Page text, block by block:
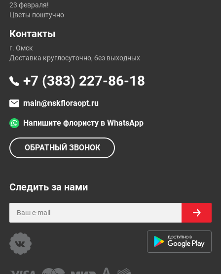
23 февраля!
Цветы поштучно
Контакты
г. Омск
Доставка круглосуточно, без выходных
+7 (383) 227-86-18
main@nskfloraopt.ru
Напишите флористу в WhatsApp
ОБРАТНЫЙ ЗВОНОК
Следить за нами